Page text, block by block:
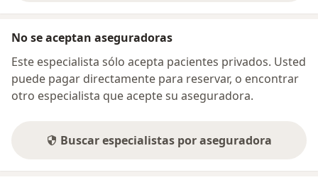
No se aceptan aseguradoras
Este especialista sólo acepta pacientes privados. Usted
puede pagar directamente para reservar, o encontrar
otro especialista que acepte su aseguradora.
Buscar especialistas por aseguradora